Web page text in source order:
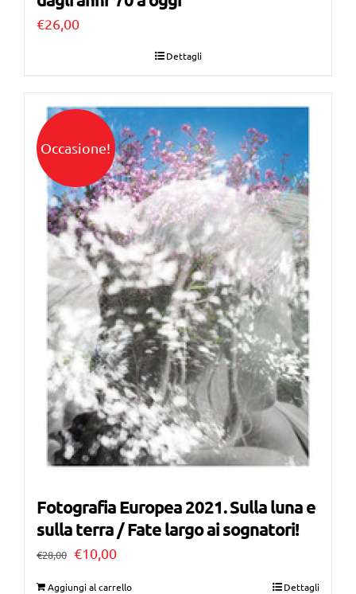
€26,00
Dettagli
Occasione!
Fotografia Europea 2021. Sulla luna e
sulla terra / Fate largo ai sognatori!
€28,00 Il
€10,00Il
Aggiungi al carrello Dettagli